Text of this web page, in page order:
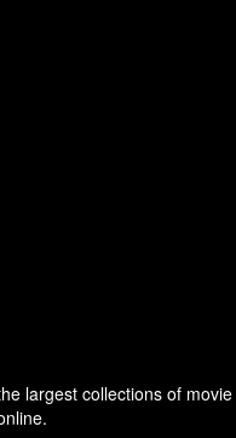
largest collections of movie